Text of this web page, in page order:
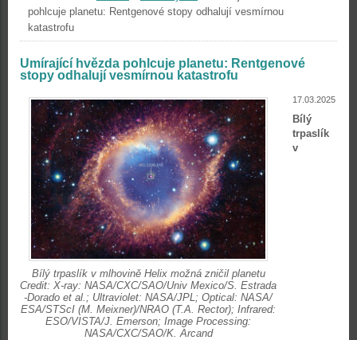
pohlcuje planetu: Rentgenové stopy odhalují vesmírnou
katastrofu
Umírající hvězda pohlcuje planetu: Rentgenové
stopy odhalují vesmírnou katastrofu
17.03.2025
Bílý trpaslík v mlhovině Helix možná zničil planetu
Credit: X-ray: NASA/CXC/SAO/Univ Mexico/S. Estrada
-Dorado et al.; Ultraviolet: NASA/JPL; Optical: NASA/
ESA/STScI (M. Meixner)/NRAO (T.A. Rector); Infrared:
ESO/VISTA/J. Emerson; Image Processing:
NASA/CXC/SAO/K. Arcand
Bílý
trpaslík
v